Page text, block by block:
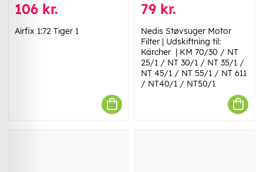
106 kr.
Airfix 1:72 Tiger 1
79 kr.
Nedis Støvsuger Motor
Filter | Udskiftning til:
Kärcher | KM 70/30 / NT
25/1 / NT 30/1 / NT 35/1 /
NT 45/1 / NT 55/1 / NT 611
/ NT40/1 / NT50/1